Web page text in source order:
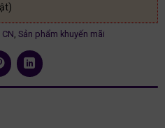
Sản phẩm khuyến mãi